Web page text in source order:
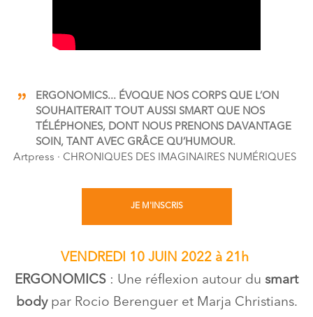
ERGONOMICS... ÉVOQUE NOS CORPS QUE L’ON
SOUHAITERAIT TOUT AUSSI SMART QUE NOS
TÉLÉPHONES, DONT NOUS PRENONS DAVANTAGE
SOIN, TANT AVEC GRÂCE QU’HUMOUR.
Artpress · CHRONIQUES DES IMAGINAIRES NUMÉRIQUES
JE M'INSCRIS
VENDREDI 10 JUIN 2022 à 21h
ERGONOMICS : Une réflexion autour du smart
bodypar Rocio Berenguer et Marja Christians.